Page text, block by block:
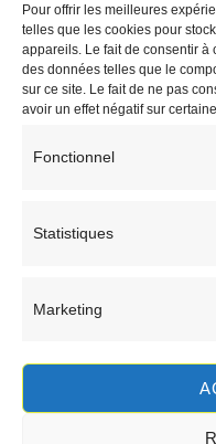
Pour offrir les meilleures
telles que les cookies pour
appareils. Le fait de consentir à
des données telles que le
sur ce site. Le fait de ne pas
avoir un effet négatif sur
Fonctionnel
Statistiques
Marketing